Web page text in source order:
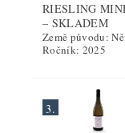
RIESLING
– SKLADEM
Země původu:
Ročník: 2025
3.